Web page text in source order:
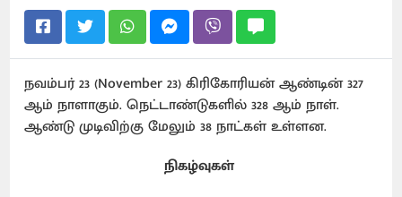
நவம்பர் 23 (November 23) கிரிகோரியன் ஆண்டின் 327
ஆம் நாளாகும். நெட்டாண்டுகளில் 328 ஆம் நாள்.
ஆண்டு முடிவிற்கு மேலும் 38 நாட்கள் உள்ளன.
நிகழ்வுகள்